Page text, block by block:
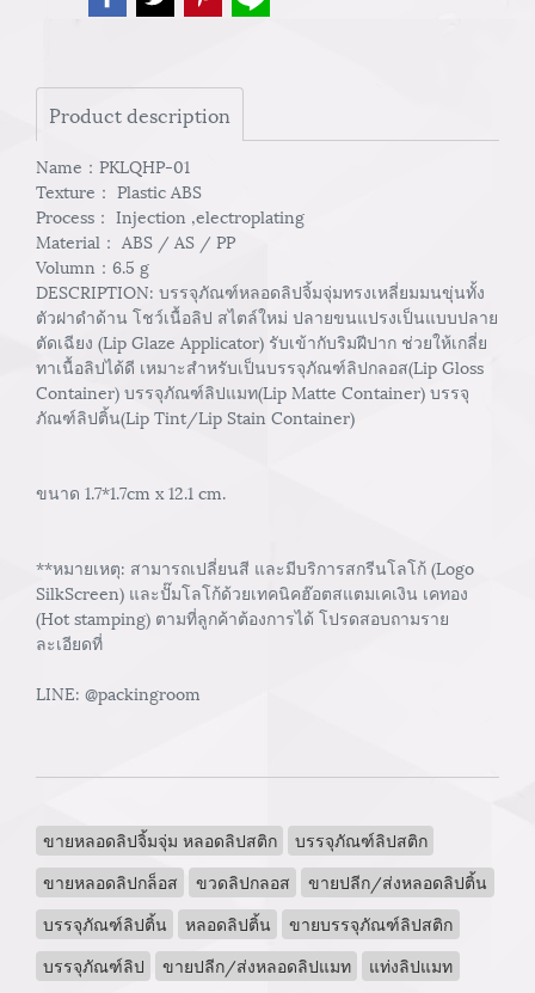
Product description
Name：PKLQHP-01
Texture： Plastic ABS
Process： Injection ,electroplating
Material： ABS / AS / PP
Volumn：6.5 g
DESCRIPTION: บรรจุภัณฑ์หลอดลิปจิ้มจุ่มทรงเหลี่ยมมนขุ่นทั้ง
ตัวฝาดำด้าน โชว์เนื้อลิป สไตล์ใหม่ ปลายขนแปรงเป็นแบบปลาย
ตัดเฉียง (Lip Glaze Applicator) รับเข้ากับริมฝีปาก ช่วยให้เกลี่ย
ทาเนื้อลิปได้ดี เหมาะสำหรับเป็นบรรจุภัณฑ์ลิปกลอส(Lip Gloss
Container) บรรจุภัณฑ์ลิปแมท(Lip Matte Container) บรรจุ
ภัณฑ์ลิปติ้น(Lip Tint/Lip Stain Container)
ขนาด 1.7*1.7cm x 12.1 cm.
**หมายเหตุ: สามารถเปลี่ยนสี และมีบริการสกรีนโลโก้ (Logo
SilkScreen) และปั๊มโลโก้ด้วยเทคนิคฮ๊อตสแตมเคเงิน เคทอง
(Hot stamping) ตามที่ลูกค้าต้องการได้ โปรดสอบถามราย
ละเอียดที่
LINE: @packingroom
ขายหลอดลิปจิ้มจุ่ม หลอดลิปสติก
บรรจุภัณฑ์ลิปสติก
ขายหลอดลิปกล็อส
ขวดลิปกลอส
ขายปลีก/ส่งหลอดลิปติ้น
บรรจุภัณฑ์ลิปติ้น
หลอดลิปติ้น
ขายบรรจุภัณฑ์ลิปสติก
บรรจุภัณฑ์ลิป
ขายปลีก/ส่งหลอดลิปแมท
แท่งลิปแมท